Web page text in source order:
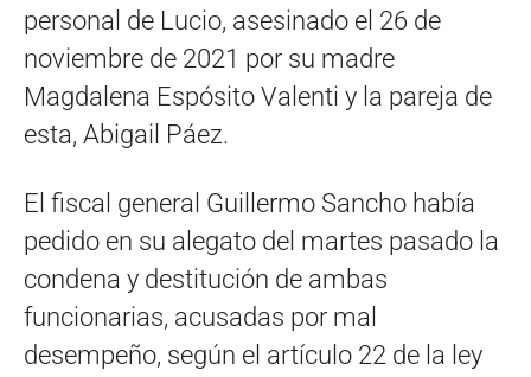
personal de Lucio, asesinado el 26 de
noviembre de 2021 por su madre
Magdalena Espósito Valenti y la pareja de
esta, Abigail Páez.
El fiscal general Guillermo Sancho había
pedido en su alegato del martes pasado la
condena y destitución de ambas
funcionarias, acusadas por mal
desempeño, según el artículo 22 de la ley